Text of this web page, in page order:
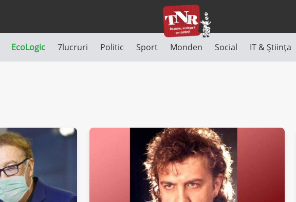
EcoLogic 7lucruri Politic Sport Monden Social IT & Știința